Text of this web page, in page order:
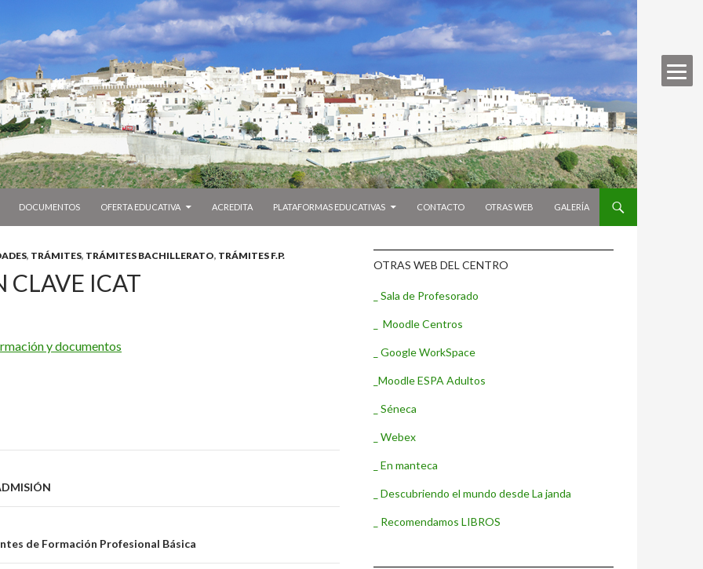
DOCUMENTOS OFERTA EDUCATIVA ACREDITA PLATAFORMAS EDUCATIVAS CONTACTO OTRAS WEB GALERÍA
, TRÁMITES, TRÁMITES BACHILLERATO, TRÁMITES F.P.
CLAVE ICAT
y documentos
de Formación Profesional Básica
OTRAS WEB DEL CENTRO
_ Sala de Profesorado
_ Moodle Centros
_ Google WorkSpace
_Moodle ESPA Adultos
_ Séneca
_ Webex
_ En manteca
_ Descubriendo el mundo desde La janda
_ Recomendamos LIBROS